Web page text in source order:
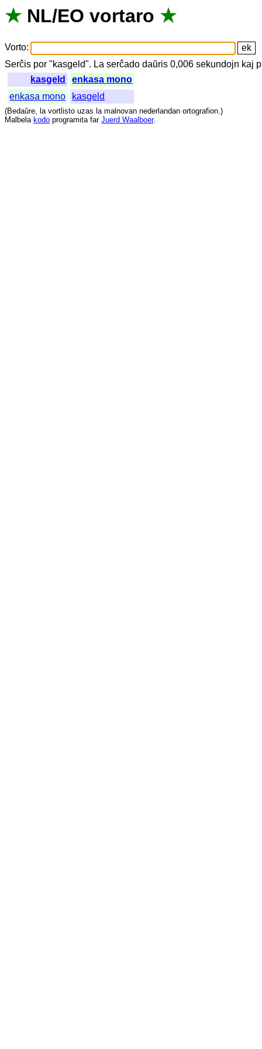
★ NL/EO vortaro ★
Vorto:
Serĉis por "kasgeld". La serĉado daŭris 0,006sekundojn kaj
kasgeld
enkasa mono
enkasa mono
kasgeld
(Bedaŭre, la vortlisto uzas la malnovan nederlandan ortografion.)
Malbela kodo programita far Juerd Waalboer.